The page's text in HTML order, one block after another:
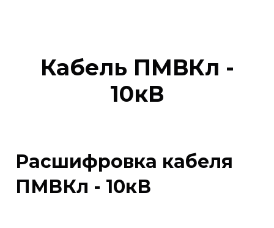
Кабель ПМВКл -
10кВ
Расшифровка кабеля
ПМВКл - 10кВ